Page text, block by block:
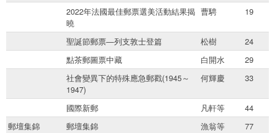
2022年法國最佳郵票選美活動結果揭
曉
曹騁 19
聖誕節郵票—列支敦士登篇 松樹
24
點茶郵圖票中藏
白開水
29
社會變異下的特殊應急郵戳(1945～
1947)
何輝慶 33
國際新郵 凡軒等
44
郵壇集錦
郵壇集錦 漁翁等
77